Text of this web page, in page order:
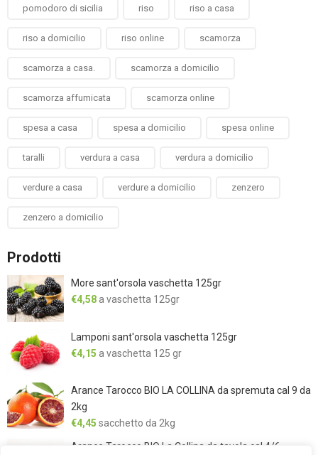
pomodoro di sicilia riso riso a casa
riso a domicilio riso online scamorza
scamorza a casa. scamorza a domicilio
scamorza affumicata scamorza online
spesa a casa spesa a domicilio spesa online
taralli verdura a casa verdura a domicilio
verdure a casa verdure a domicilio zenzero
zenzero a domicilio
Prodotti
More sant'orsola vaschetta 125gr
€4,58 a vaschetta 125gr
Lamponi sant'orsola vaschetta 125gr
€4,15 a vaschetta 125 gr
Arance Tarocco BIO LA COLLINA da spremuta cal 9 da
2kg
€4,45 sacchetto da 2kg
Arance Tarocco BIO La Collina da tavola cal 4/6